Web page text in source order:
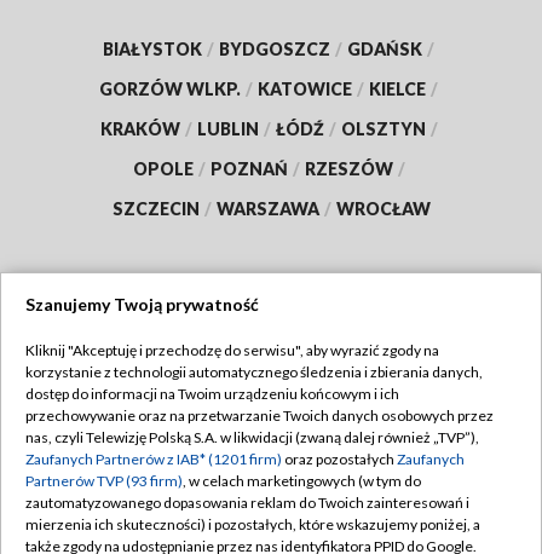
BIAŁYSTOK / BYDGOSZCZ / GDAŃSK /
GORZÓW WLKP. / KATOWICE / KIELCE /
KRAKÓW / LUBLIN / ŁÓDŹ / OLSZTYN /
OPOLE / POZNAŃ / RZESZÓW /
SZCZECIN / WARSZAWA / WROCŁAW
TVP
Abonament TVP
Emisja w TVP
Centrum informacji TVP
Naziemna Telewizja Cyfrowa
Regulamin TVP
Polityka prywatności
Moje zgody
Pomoc
Szanujemy Twoją prywatność
Kliknij "Akceptuję i przechodzę do serwisu", aby wyrazić zgody na
korzystanie z technologii automatycznego śledzenia i zbierania danych,
dostęp do informacji na Twoim urządzeniu końcowym i ich
przechowywanie oraz na przetwarzanie Twoich danych osobowych przez
nas, czyli Telewizję Polską S.A. w likwidacji (zwaną dalej również „TVP”),
Zaufanych Partnerów z IAB* (1201 firm) oraz pozostałych Zaufanych
Partnerów TVP (93 firm), w celach marketingowych (w tym do
zautomatyzowanego dopasowania reklam do Twoich zainteresowań i
mierzenia ich skuteczności) i pozostałych, które wskazujemy poniżej, a
także zgody na udostępnianie przez nas identyfikatora PPID do Google.